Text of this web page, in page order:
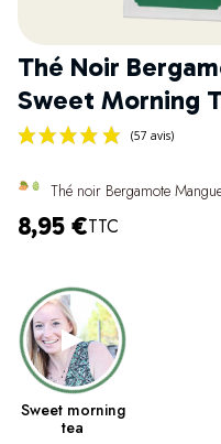
Thé Noir
Sweet Morning
Thé noir Bergamote
8,95 €TTC
Sweet morning
tea